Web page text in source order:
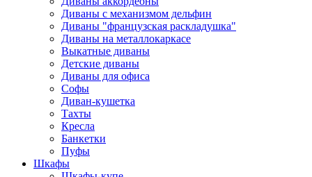
Диваны с механизмом дельфин
Диваны "французская раскладушка"
Диваны на металлокаркасе
Выкатные диваны
Детские диваны
Диваны для офиса
Софы
Диван-кушетка
Тахты
Кресла
Банкетки
Пуфы
Шкафы